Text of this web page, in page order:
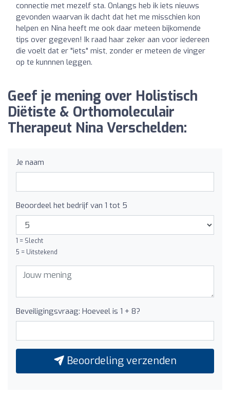
connectie met mezelf sta. Onlangs heb ik iets nieuws
gevonden waarvan ik dacht dat het me misschien kon
helpen en Nina heeft me ook daar meteen bijkomende
tips over gegeven! Ik raad haar zeker aan voor iedereen
die voelt dat er "iets" mist, zonder er meteen de vinger
op te kunnnen leggen.
Geef je mening over Holistisch
Diëtiste & Orthomoleculair
Therapeut Nina Verschelden:
Je naam
Beoordeel het bedrijf van 1 tot 5
1 = Slecht
5 = Uitstekend
Beveiligingsvraag: Hoeveel is 1 + 8?
Beoordeling verzenden